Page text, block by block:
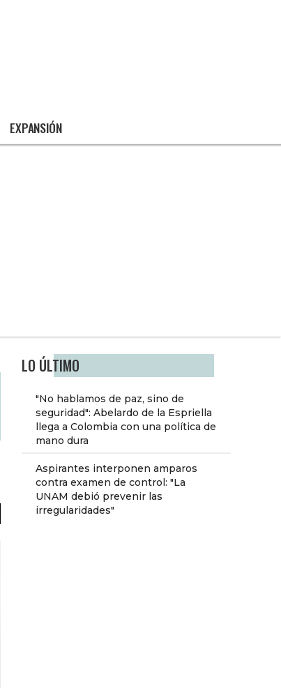
EXPANSIÓN
LO ÚLTIMO
"No hablamos de paz, sino de
seguridad": Abelardo de la Espriella
llega a Colombia con una política de
mano dura
Aspirantes interponen amparos
contra examen de control: "La
UNAM debió prevenir las
irregularidades"